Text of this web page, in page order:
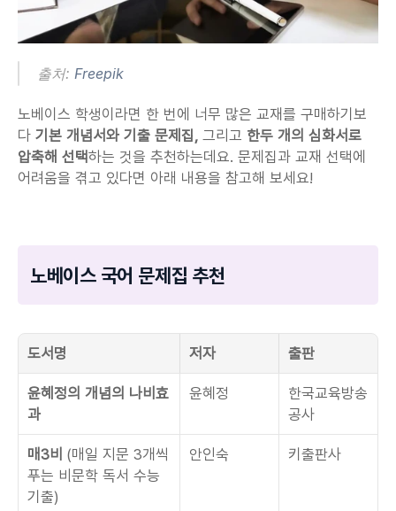
출처: Freepik
노베이스 학생이라면 한 번에 너무 많은 교재를 구매하기보
다 기본 개념서와 기출 문제집, 그리고 한두 개의 심화서로
압축해 선택하는 것을 추천하는데요. 문제집과 교재 선택에
어려움을 겪고 있다면 아래 내용을 참고해 보세요!
노베이스 국어 문제집 추천
도서명 저자
출판
윤혜정의 개념의 나비효
과
윤혜정
한국교육방송
공사
매3비 (매일 지문 3개씩
푸는 비문학 독서 수능
기출)
안인숙 키출판사